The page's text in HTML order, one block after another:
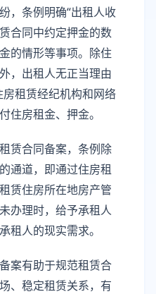
，条例明确“出租人收
合同中约定押金的数
的情形等事项。除住
，出租人无正当理由
租赁经纪机构和网络
住房租金、押金。
赁合同备案，条例除
通道，即通过住房租
赁住房所在地房产管
办理时，给予承租人
租人的现实需求。
案有助于规范租赁合
、稳定租赁关系，有